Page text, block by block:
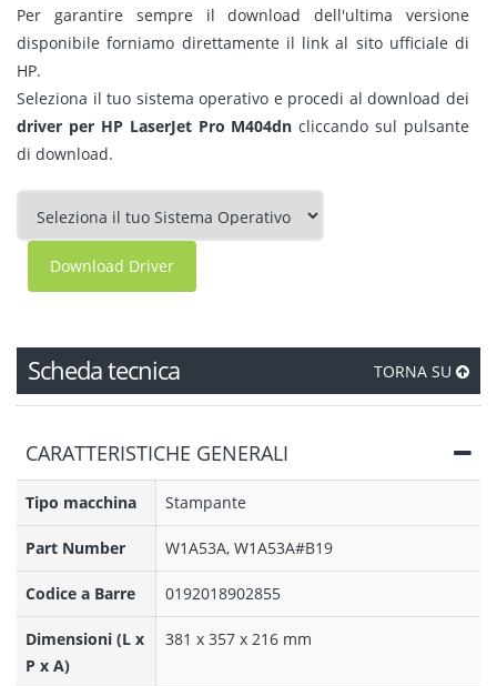
Per garantire sempre il download dell'ultima versione
disponibile forniamo direttamente il link al sito ufficiale di
HP.
Seleziona il tuo sistema operativo e procedi al download dei
driver per HP LaserJet Pro M404dn cliccando sul pulsante
di download.
Download Driver
Scheda tecnica TORNA SU
CARATTERISTICHE GENERALI
Tipo macchina Stampante
Part Number W1A53A, W1A53A#B19
Codice a Barre 0192018902855
Dimensioni (L x
P x A)
381 x 357 x 216 mm